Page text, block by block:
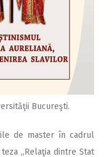
Bucureşti.
de master în cadrul
„Relaţia dintre Stat